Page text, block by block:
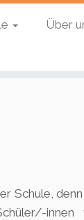
Über
Schule,
innen